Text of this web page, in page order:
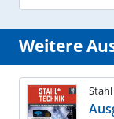
Weitere